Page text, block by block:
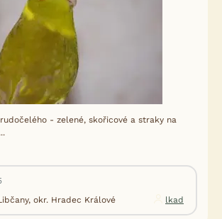
- zelené, skořicové a straky na
okr. Hradec Králové
lkad